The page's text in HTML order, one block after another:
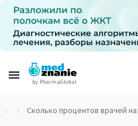
by PharmaGlobal
Сколько процентов врачей